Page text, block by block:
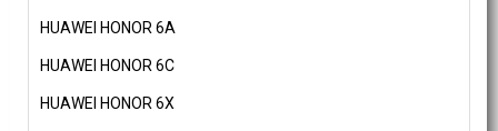
HUAWEI HONOR 6A
HUAWEI HONOR 6C
HUAWEI HONOR 6X